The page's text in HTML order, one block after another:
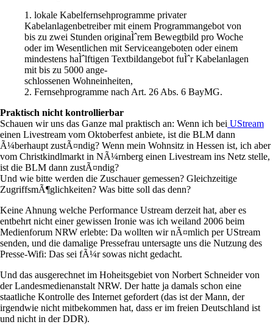
1. lokale Kabelfernsehprogramme privater
Kabelanlagenbetreiber mit einem Programmangebot von
bis zu zwei Stunden originaÌˆrem Bewegtbild pro Woche
oder im Wesentlichen mit Serviceangeboten oder einem
mindestens haÌˆlftigen Textbildangebot fuÌˆr Kabelanlagen
mit bis zu 5000 ange-
schlossenen Wohneinheiten,
2. Fernsehprogramme nach Art. 26 Abs. 6 BayMG.
Praktisch nicht kontrollierbar
Schauen wir uns das Ganze mal praktisch an: Wenn ich bei UStream
einen Livestream vom Oktoberfest anbiete, ist die BLM dann
Ã¼berhaupt zustÃ¤ndig? Wenn mein Wohnsitz in Hessen ist, ich aber
vom Christkindlmarkt in NÃ¼rnberg einen Livestream ins Netz stelle,
ist die BLM dann zustÃ¤ndig?
Und wie bitte werden die Zuschauer gemessen? Gleichzeitige
ZugriffsmÃ¶glichkeiten? Was bitte soll das denn?
Keine Ahnung welche Performance Ustream derzeit hat, aber es
entbehrt nicht einer gewissen Ironie was ich weiland 2006 beim
Medienforum NRW erlebte: Da wollten wir nÃ¤mlich per UStream
senden, und die damalige Pressefrau untersagte uns die Nutzung des
Presse-Wifi: Das sei fÃ¼r sowas nicht gedacht.
Und das ausgerechnet im Hoheitsgebiet von Norbert Schneider von
der Landesmedienanstalt NRW. Der hatte ja damals schon eine
staatliche Kontrolle des Internet gefordert (das ist der Mann, der
irgendwie nicht mitbekommen hat, dass er im freien Deutschland ist
und nicht in der DDR).